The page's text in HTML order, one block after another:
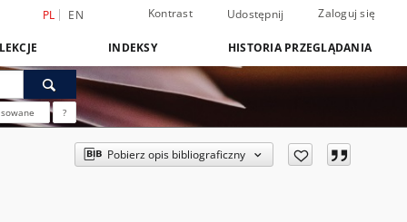
PL EN Kontrast Udostępnij Zaloguj się
INDEKSY HISTORIA PRZEGLĄDANIA
?
Pobierz opis bibliograficzny